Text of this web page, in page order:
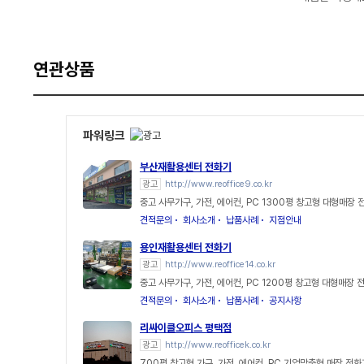
연관상품
파워링크
부산재활용센터 전화기
광고 http://www.reoffice9.co.kr
중고 사무가구, 가전, 에어컨, PC 1300평 창고형 대형매장 전
견적문의
회사소개 납품사례 지점안내
용인재활용센터 전화기
광고 http://www.reoffice14.co.kr
중고 사무가구, 가전, 에어컨, PC 1200평 창고형 대형매장 전
견적문의
회사소개 납품사례 공지사항
리싸이클오피스 평택점
광고 http://www.reofficek.co.kr